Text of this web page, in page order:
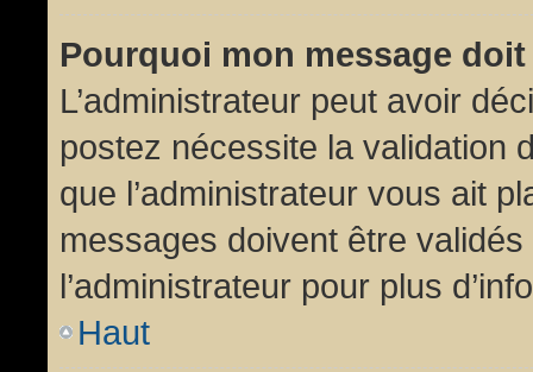
Pourquoi mon message
L’administrateur peut avoir
postez nécessite la validation
que l’administrateur vous ait
messages doivent être
l’administrateur pour plus
Haut